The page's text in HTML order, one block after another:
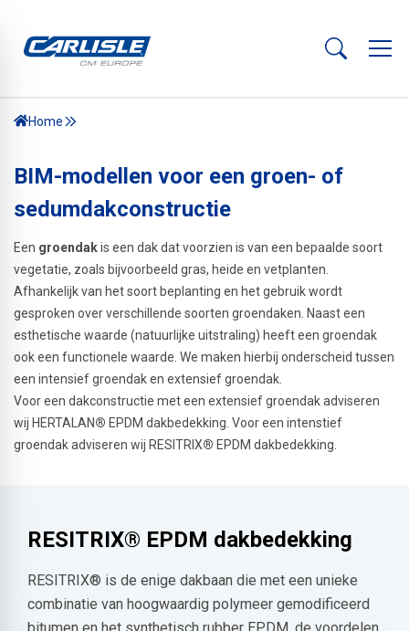
Home
BIM-modellen voor een groen- of
sedumdakconstructie
Een groendakis een dak dat voorzien is van een bepaalde soort
vegetatie, zoals bijvoorbeeld gras, heide en vetplanten.
Afhankelijk van het soort beplanting en het gebruik wordt
gesproken over verschillende soorten groendaken. Naast een
esthetische waarde (natuurlijke uitstraling) heeft een groendak
ook een functionele waarde. We maken hierbij onderscheid tussen
een intensief groendak en extensief groendak.
Voor een dakconstructie met een extensief groendak adviseren
wij HERTALAN® EPDM dakbedekking. Voor een intenstief
groendak adviseren wij RESITRIX® EPDM dakbedekking.
RESITRIX® EPDM dakbedekking
RESITRIX® is de enige dakbaan die met een unieke
combinatie van hoogwaardig polymeer gemodificeerd
bitumen en het synthetisch rubber EPDM, de voordelen